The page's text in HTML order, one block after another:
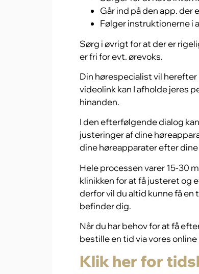
Går ind på den app. der
Følger instruktionerne i
Sørg i øvrigt for at der er
er fri for evt. ørevoks.
Din hørespecialist vil
videolink kan I afholde jeres
hinanden.
I den efterfølgende dialog
justeringer af dine
dine høreapparater efter dine
Hele processen varer 15-30
klinikken for at få justeret og
derfor vil du altid kunne få en
befinder dig.
Når du har behov for at få
bestille en tid via vores
Klik her for